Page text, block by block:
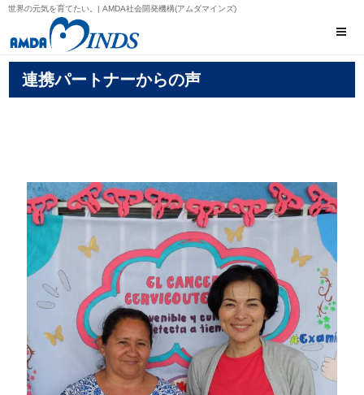
世界の元気を育てたい。| AMDA社会開発機構(アムダマインズ)
連携パートナーからの声